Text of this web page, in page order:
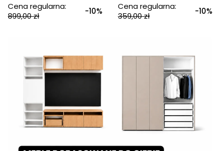
Cena regularna:
899,00 zł
-10%
Cena regularna:
359,00 zł
-10%